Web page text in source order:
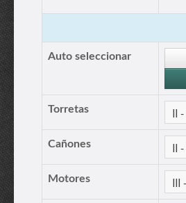
Auto seleccionar
Torretas
Cañones
Motores